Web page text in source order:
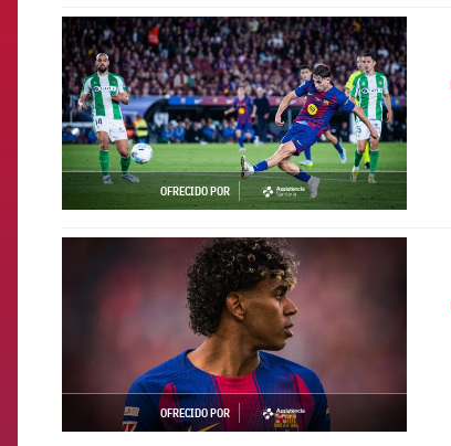
FCB Barcelona badge
OFRECIDO POR
asistencia
FCB Barcelona badge
OFRECIDO POR
asistencia